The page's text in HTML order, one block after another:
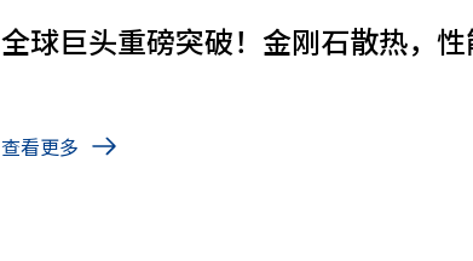
全球巨头重磅突破！金刚石散热，
查看更多